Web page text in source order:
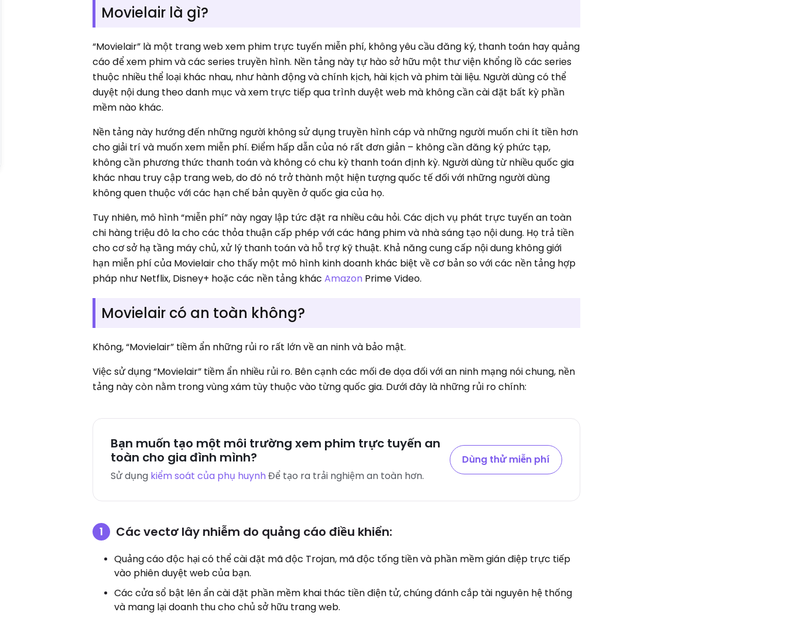
Movielair là gì?
“Movielair” là một trang web xem phim trực tuyến miễn phí, không yêu cầu đăng ký, thanh toán hay quảng
cáo để xem phim và các series truyền hình. Nền tảng này tự hào sở hữu một thư viện khổng lồ các series
thuộc nhiều thể loại khác nhau, như hành động và chính kịch, hài kịch và phim tài liệu. Người dùng có thể
duyệt nội dung theo danh mục và xem trực tiếp qua trình duyệt web mà không cần cài đặt bất kỳ phần
mềm nào khác.
Nền tảng này hướng đến những người không sử dụng truyền hình cáp và những người muốn chi ít tiền hơn
cho giải trí và muốn xem miễn phí. Điểm hấp dẫn của nó rất đơn giản – không cần đăng ký phức tạp,
không cần phương thức thanh toán và không có chu kỳ thanh toán định kỳ. Người dùng từ nhiều quốc gia
khác nhau truy cập trang web, do đó nó trở thành một hiện tượng quốc tế đối với những người dùng
không quen thuộc với các hạn chế bản quyền ở quốc gia của họ.
Tuy nhiên, mô hình “miễn phí” này ngay lập tức đặt ra nhiều câu hỏi. Các dịch vụ phát trực tuyến an toàn
chi hàng triệu đô la cho các thỏa thuận cấp phép với các hãng phim và nhà sáng tạo nội dung. Họ trả tiền
cho cơ sở hạ tầng máy chủ, xử lý thanh toán và hỗ trợ kỹ thuật. Khả năng cung cấp nội dung không giới
hạn miễn phí của Movielair cho thấy một mô hình kinh doanh khác biệt về cơ bản so với các nền tảng hợp
pháp như Netflix, Disney+ hoặc các nền tảng khácAmazon Prime Video.
Movielair có an toàn không?
Không, “Movielair” tiềm ẩn những rủi ro rất lớn về an ninh và bảo mật.
Việc sử dụng “Movielair” tiềm ẩn nhiều rủi ro. Bên cạnh các mối đe dọa đối với an ninh mạng nói chung, nền
tảng này còn nằm trong vùng xám tùy thuộc vào từng quốc gia. Dưới đây là những rủi ro chính:
Bạn muốn tạo một môi trường xem phim trực tuyến an
toàn cho gia đình mình?
Sử dụng kiểm soát của phụ huynh Để tạo ra trải nghiệm an toàn hơn.
Dùng thử miễn phí
Các vectơ lây nhiễm do quảng cáo điều khiển:
Quảng cáo độc hại có thể cài đặt mã độc Trojan, mã độc tống tiền và phần mềm gián điệp trực tiếp
vào phiên duyệt web của bạn.
Các cửa sổ bật lên ẩn cài đặt phần mềm khai thác tiền điện tử, chúng đánh cắp tài nguyên hệ thống
và mang lại doanh thu cho chủ sở hữu trang web.